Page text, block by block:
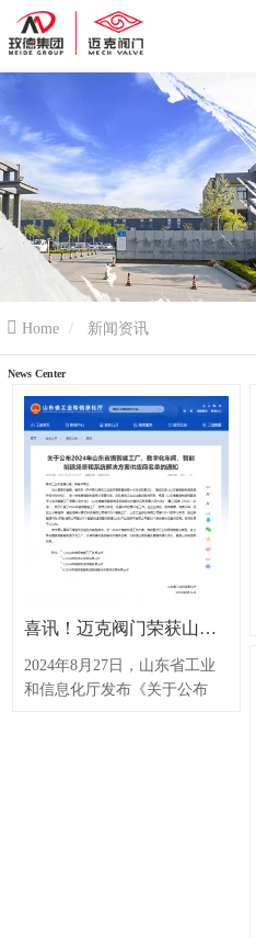
Home 新闻资讯
News Center
喜讯！迈克阀门荣获山东省智能工厂
2024年8月27日，山东省工业
和信息化厅发布《关于公布